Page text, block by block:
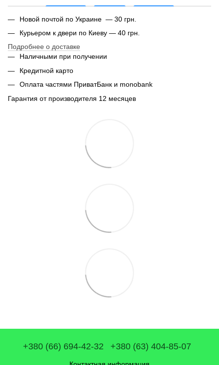
Новой почтой по Украине — 30 грн.
Курьером к двери по Киеву — 40 грн.
Подробнее о доставке
Наличными при получении
Кредитной карто
Оплата частями ПриватБанк и monobank
Гарантия от производителя 12 месяцев
+380 (66) 694-42-32 +380 (63) 404-85-07